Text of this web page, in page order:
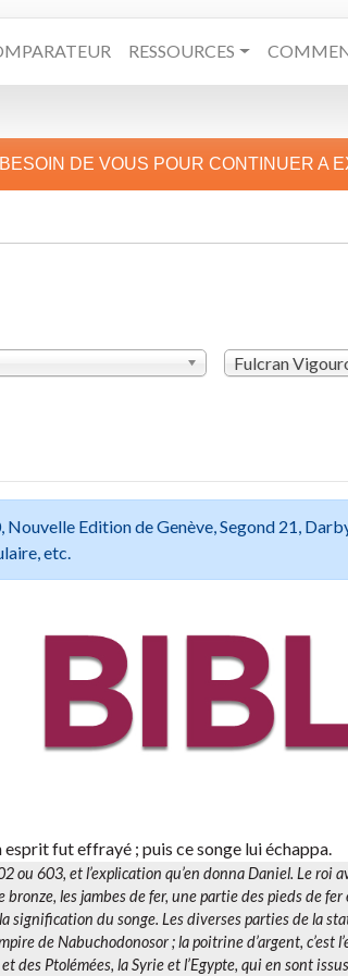
RESSOURCES
DE VOUS POUR CONTINUER A
Fulcran
Edition de Genève, Segond 21,
etc.
fut effrayé ; puis ce songe lui échappa.
ou 603, et l’explication qu’en donna Daniel. Le roi
les jambes de fer, une partie des pieds de fer
signification du songe. Les diverses parties de la
de Nabuchodonosor ; la poitrine d’argent, c’est
des Ptolémées, la Syrie et l’Egypte, qui en sont